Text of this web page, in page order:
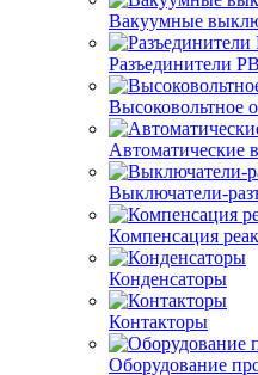
Вакуумные
Высоковольтное
Автоматические
Выключатели-
Компенсация
Конденсаторы
Контакторы
Оборудование